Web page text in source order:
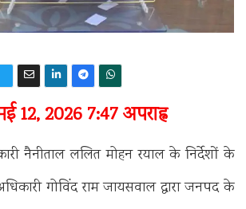
12, 2026 7:47 अपराह्न
नैनीताल ललित मोहन रयाल के निर्देशों के
गोविंद राम जायसवाल द्वारा जनपद के